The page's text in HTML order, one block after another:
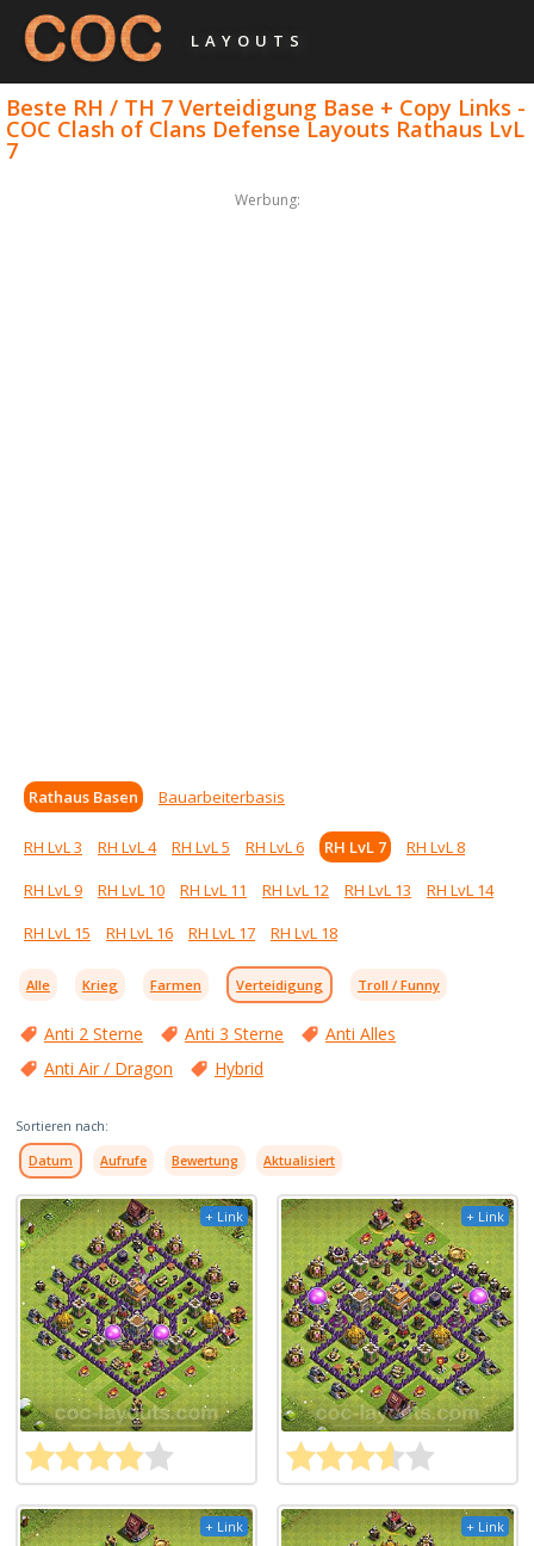
LAYOUTS
Beste RH / TH 7 Verteidigung Base + Copy Links -
COC Clash of Clans Defense Layouts Rathaus LvL
7
Werbung:
Rathaus Basen Bauarbeiterbasis
RH LvL 3 RH LvL 4 RH LvL 5 RH LvL 6 RH LvL 7
RH LvL 8
RH LvL 9
RH LvL 10 RH LvL 11 RH LvL 12 RH LvL 13
RH LvL 14
RH LvL 15
RH LvL 16 RH LvL 17 RH LvL 18
Alle Krieg Farmen Verteidigung Troll / Funny
Anti 2 Sterne Anti 3 Sterne
Anti Alles
Anti Air / Dragon
Hybrid
Sortieren nach:
Datum Aufrufe Bewertung Aktualisiert
+ Link + Link
+ Link + Link